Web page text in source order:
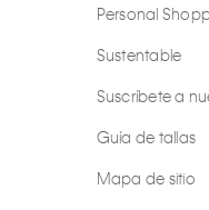
Personal
Sustentable
Suscríbete a
Guía de tallas
Mapa de sitio